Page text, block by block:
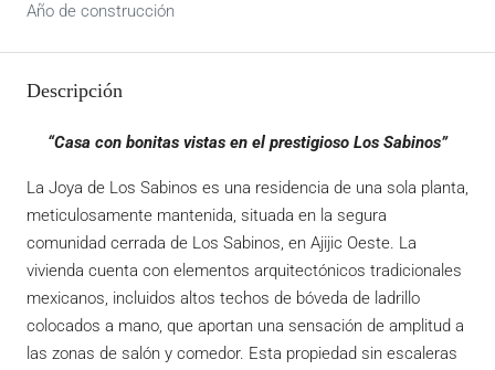
Año de construcción
Descripción
“Casa con bonitas vistas en el prestigioso Los Sabinos”
La Joya de Los Sabinos es una residencia de una sola planta,
meticulosamente mantenida, situada en la segura
comunidad cerrada de Los Sabinos, en Ajijic Oeste. La
vivienda cuenta con elementos arquitectónicos tradicionales
mexicanos, incluidos altos techos de bóveda de ladrillo
colocados a mano, que aportan una sensación de amplitud a
las zonas de salón y comedor. Esta propiedad sin escaleras